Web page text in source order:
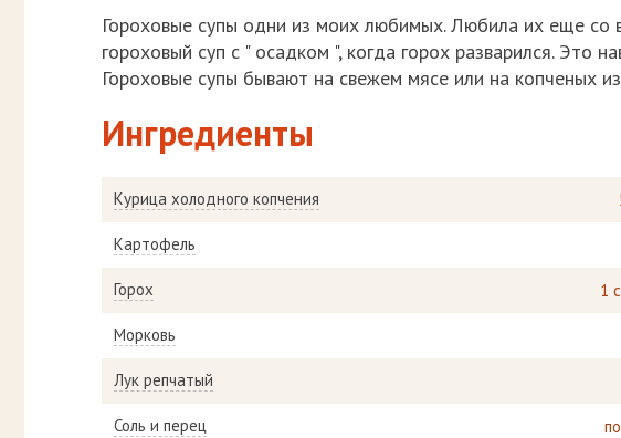
Гороховые супы одни из моих любимых. Любила их еще со
гороховый суп с " осадком ", когда горох разварился. Это
Гороховые супы бывают на свежем мясе или на копченых
Ингредиенты
Курица холодного копчения
Картофель
Горох 1
Морковь
Лук репчатый
Соль и перец